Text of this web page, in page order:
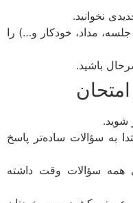
مداد، خودکار و…) را
باشید.
سؤالات ساده‌تر پاسخ
سؤالات وقت داشته